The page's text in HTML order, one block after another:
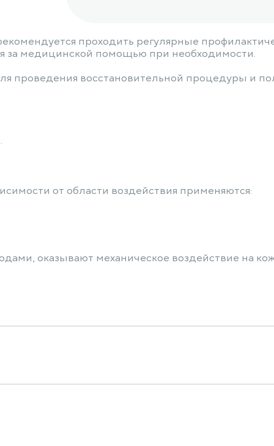
проходить регулярные
за медицинской помощью при необходимости.
проведения восстановительной процедуры и
от области воздействия применяются:
оказывают механическое воздействие на